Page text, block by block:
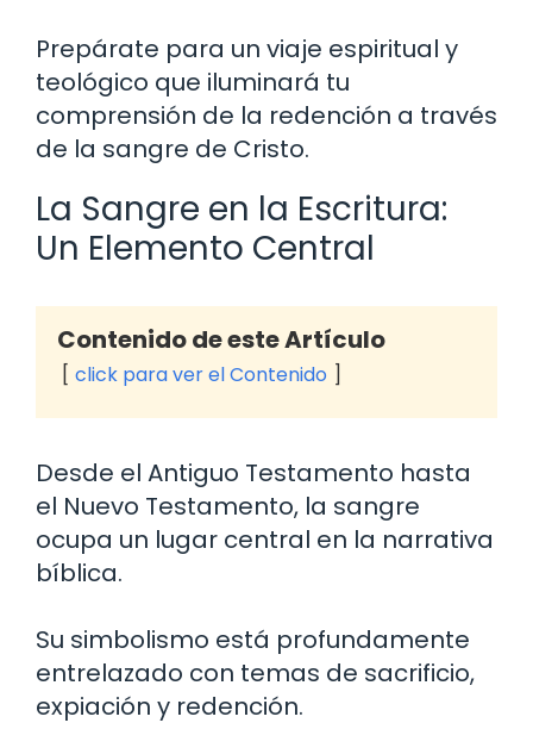
Prepárate para un viaje espiritual y
teológico que iluminará tu
comprensión de la redención a través
de la sangre de Cristo.
La Sangre en la Escritura:
Un Elemento Central
Contenido de este Artículo
click para ver el Contenido
Desde el Antiguo Testamento hasta
el Nuevo Testamento, la sangre
ocupa un lugar central en la narrativa
bíblica.
Su simbolismo está profundamente
entrelazado con temas de sacrificio,
expiación y redención.